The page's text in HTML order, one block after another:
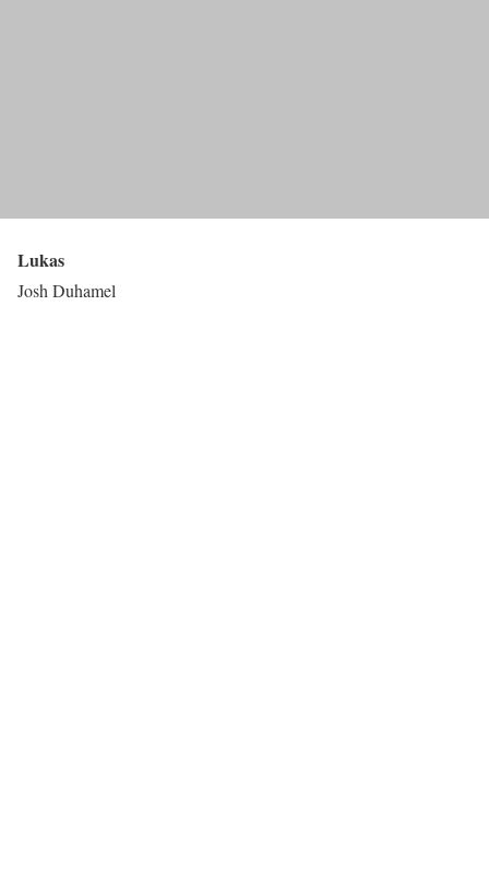
Lukas
Josh Duhamel